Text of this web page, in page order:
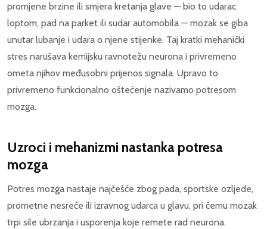
promjene brzine ili smjera kretanja glave — bio to udarac
loptom, pad na parket ili sudar automobila — mozak se giba
unutar lubanje i udara o njene stijenke. Taj kratki mehanički
stres narušava kemijsku ravnotežu neurona i privremeno
ometa njihov međusobni prijenos signala. Upravo to
privremeno funkcionalno oštećenje nazivamo potresom
mozga.
Uzroci i mehanizmi nastanka potresa
mozga
Potres mozga nastaje najčešće zbog pada, sportske ozljede,
prometne nesreće ili izravnog udarca u glavu, pri čemu mozak
trpi sile ubrzanja i usporenja koje remete rad neurona.